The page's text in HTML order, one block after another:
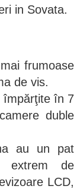
in Sovata.
frumoase
de vis.
împărţite în 7
duble
au un pat
extrem de
LCD,